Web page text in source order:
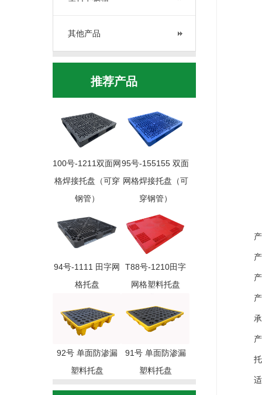
其他产品
推荐产品
100号-1211双面网
格焊接托盘（可穿
钢管）
95号-155155 双面
网格焊接托盘（可
穿钢管）
94号-1111 田字网
格托盘
T88号-1210田字
网格塑料托盘
92号 单面防渗漏
塑料托盘
91号 单面防渗漏
塑料托盘
产
产
产
产品
承重
产品
托盘
适